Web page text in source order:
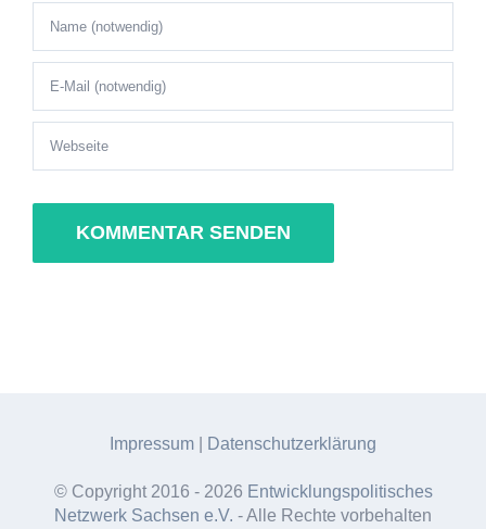
Impressum Datenschutzerklärung
© Copyright 2016 - 2026 Entwicklungspolitisches
Netzwerk Sachsen e.V. - Alle Rechte vorbehalten